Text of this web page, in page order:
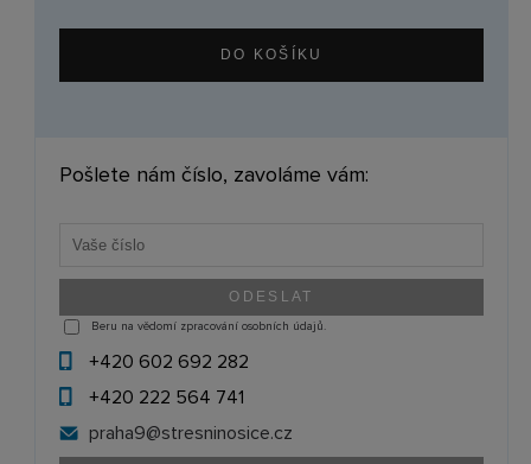
Pošlete nám číslo, zavoláme vám:
Beru na vědomí zpracování osobních údajů.
+420 602 692 282
+420 222 564 741
praha9@stresninosice.cz